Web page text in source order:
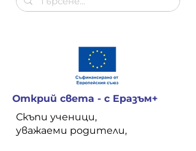
Открий света - с Еразъм+
Скъпи ученици,
уважаеми родители,